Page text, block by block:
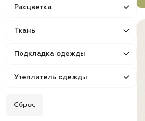
Расцветка
Ткань
Подкладка одежды
Утеплитель одежды
Сброс